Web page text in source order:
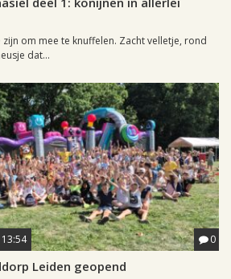
om mee te knuffelen. Zacht velletje, rond
dat...
0
Leiden geopend